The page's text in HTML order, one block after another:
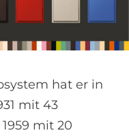
hat er in
mit 43
mit 20